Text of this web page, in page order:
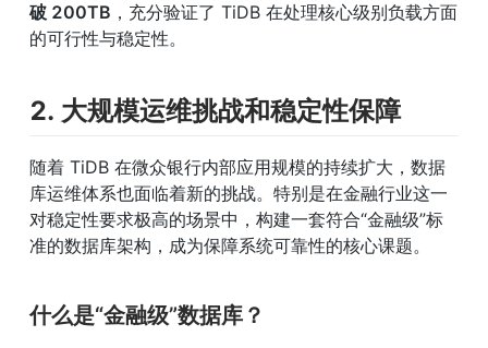
破 200TB ，充分验证了 TiDB 在处理核心级别负载方面
的可行性与稳定性。
2. 大规模运维挑战和稳定性保障
随着 TiDB 在微众银行内部应用规模的持续扩大，数据
库运维体系也面临着新的挑战。特别是在金融行业这一
对稳定性要求极高的场景中，构建一套符合“金融级”标
准的数据库架构，成为保障系统可靠性的核心课题。
什么是“金融级”数据库？